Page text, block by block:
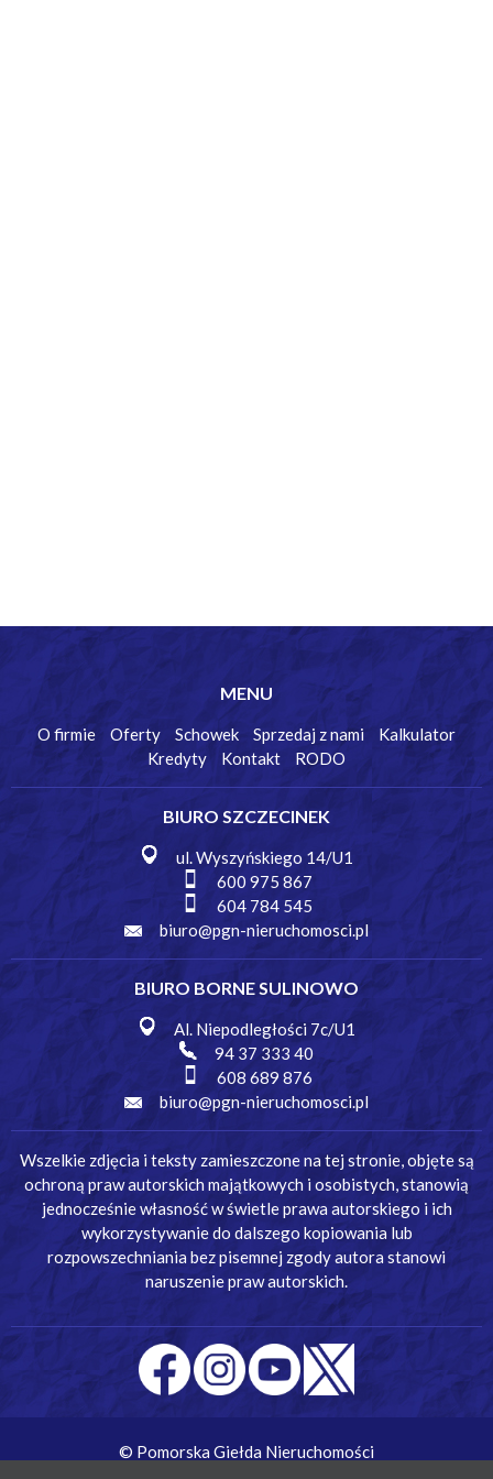
MENU
O firmie Oferty Schowek Sprzedaj z nami
Kalkulator
Kredyty
Kontakt RODO
BIURO SZCZECINEK
ul. Wyszyńskiego 14/U1
600 975 867
604 784 545
biuro@pgn-nieruchomosci.pl
BIURO BORNE SULINOWO
Al. Niepodległości 7c/U1
94 37 333 40
608 689 876
biuro@pgn-nieruchomosci.pl
Wszelkie zdjęcia i teksty zamieszczone na tej stronie, objęte są
ochroną praw autorskich majątkowych i osobistych, stanowią
jednocześnie własność w świetle prawa autorskiego i ich
wykorzystywanie do dalszego kopiowania lub
rozpowszechniania bez pisemnej zgody autora stanowi
naruszenie praw autorskich.
© Pomorska Giełda Nieruchomości